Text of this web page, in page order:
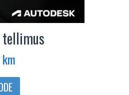
tellimus